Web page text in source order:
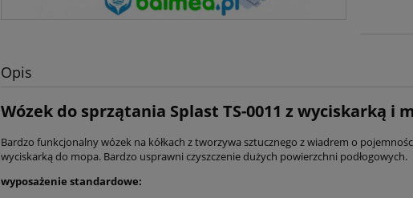
Opis
Wózek do sprzątania Splast TS-0011 z wyciskarką i
Bardzo funkcjonalny wózek na kółkach z tworzywa sztucznego z wiadrem o
wyciskarką do mopa. Bardzo usprawni czyszczenie dużych powierzchni podłogowych.
wyposażenie standardowe: